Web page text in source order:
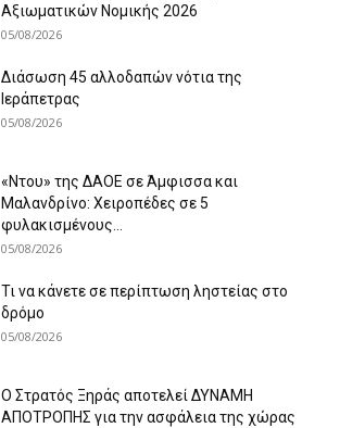
Αξιωματικών Νομικής 2026
05/08/2026
Διάσωση 45 αλλοδαπών νότια της
Ιεράπετρας
05/08/2026
«Ντου» της ΔΑΟΕ σε Άμφισσα και
Μαλανδρίνο: Χειροπέδες σε 5
φυλακισμένους...
05/08/2026
Τι να κάνετε σε περίπτωση ληστείας στο
δρόμο
05/08/2026
Ο Στρατός Ξηράς αποτελεί ΔΥΝΑΜΗ
ΑΠΟΤΡΟΠΗΣ για την ασφάλεια της χώρας